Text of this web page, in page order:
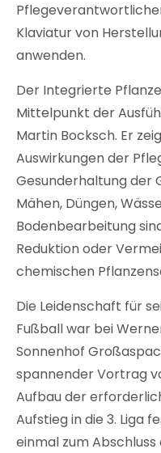
Klaviatur von
anwenden.
Der Integrierte
Mittelpunkt der
Martin Bocksch. Er
Auswirkungen der
Gesunderhaltung der
Mähen, Düngen,
Bodenbearbeitung
Reduktion oder
chemischen
Die Leidenschaft für
Fußball war bei
Sonnenhof
spannender Vortrag
Aufbau der
Aufstieg in die 3. Liga
einmal zum